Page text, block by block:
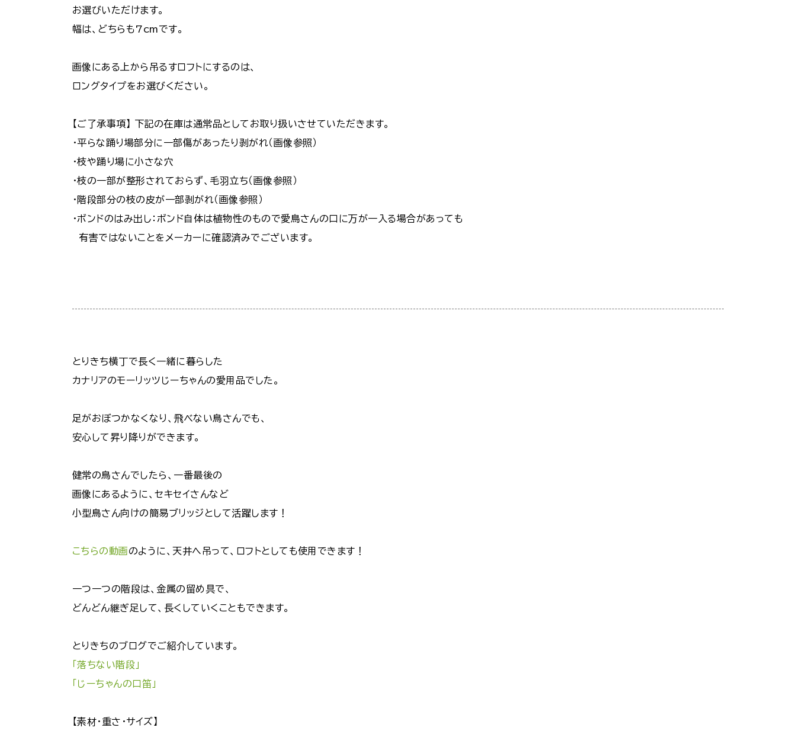
お選びいただけます。
幅は、どちらも7cmです。
画像にある上から吊るすロフトにするのは、
ロングタイプをお選びください。
【ご了承事項】 下記の在庫は通常品としてお取り扱いさせていただきます。
・平らな踊り場部分に一部傷があったり剥がれ（画像参照）
・枝や踊り場に小さな穴
・枝の一部が整形されておらず、毛羽立ち（画像参照）
・階段部分の枝の皮が一部剥がれ（画像参照）
・ボンドのはみ出し：ボンド自体は植物性のもので愛鳥さんの口に万が一入る場合があっても
有害ではないことをメーカーに確認済みでございます。
とりきち横丁で長く一緒に暮らした
カナリアのモーリッツじーちゃんの愛用品でした。
足がおぼつかなくなり、飛べない鳥さんでも、
安心して昇り降りができます。
健常の鳥さんでしたら、一番最後の
画像にあるように、セキセイさんなど
小型鳥さん向けの簡易ブリッジとして活躍します！
こちらの動画のように、天井へ吊って、ロフトとしても使用できます！
一つ一つの階段は、金属の留め具で、
どんどん継ぎ足して、長くしていくこともできます。
とりきちのブログでご紹介しています。
「落ちない階段」
「じーちゃんの口笛」
【素材・重さ・サイズ】